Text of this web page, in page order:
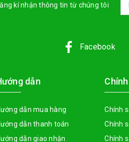
kí nhận thông tin từ chúng tôi
Facebook
dẫn
dẫn mua hàng
dẫn thanh toán
dẫn giao nhận
Chính
Chính
Chính